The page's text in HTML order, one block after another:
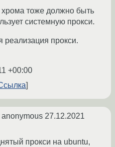
тоже должно быть
системную прокси.
реализация прокси.
+00:00
anonymous 27.12.2021
прокси на ubuntu,